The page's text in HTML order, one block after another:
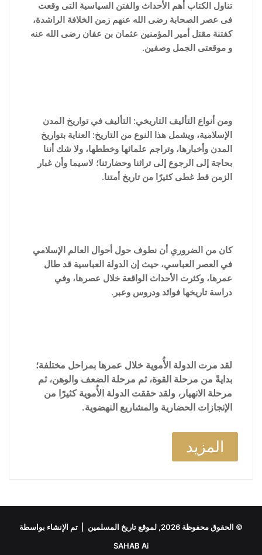
تناول الكتاب أهم الأحداث والفتن ا لسياسية التى وقعت
فى عصر الصحابة رضى الله عنهم زمن الخلافة الراشدة،
كفتنة مقتل أمير المؤمنين عثمان بن عفان رضى الله عنه
و موقعتى الجمل وصفين.
ومن أنواع التأليف التاريخي: التأليف في تواريخ المدن
الإسلامية، ويشمل هذا النوع من التاريخ: العناية بتواريخ
المدن وأخبارها، وتراجم علمائها وخططها، ولا شك أننا
بحاجة إلى الرجوع إلى تراثنا وحضارتنا؛ لاسيما وأن غبار
الزمن قط غطى كثيرًا من تاريخ أمتنا.
كان من الضروري أن نطوف حول أحوال العالم الإسلامي
في العصر العباسي، حيث إن الدولة العباسية قد طال
عمرها، وكثرت الأحداث الواقعة خلال عصرها، وفي
دراسة تاريخها فوائد ودروس وعبر.
لقد مرت الدولة الأُموية خلال عمرها بمراحل مختلفة؛
بدايةً من مرحلة القوة، ثم مرحلة الضعف والوهن، ثم
مرحلة الانهيار، ولقد حققت الدولة الأُموية كثيرًا من
الإنجازات الحضارية والمشاريع النهضوية.
المزيد
© الحقوق محفوظة 2026, لموقع تاريخ المسلمين | تم الإنشاء بواسطة
SAHAB Ai